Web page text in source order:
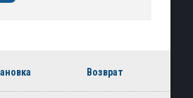
Возврат